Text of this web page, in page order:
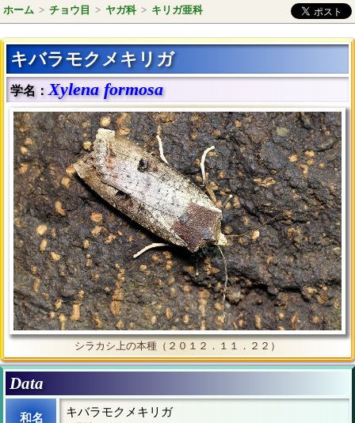
ホーム > チョウ目 > ヤガ科 > キリガ亜科
キバラモクメキリガ
学名： Xylena formosa
シラカシ上の本種（２０１２．１１．２２）
Data
和名 キバラモクメキリガ